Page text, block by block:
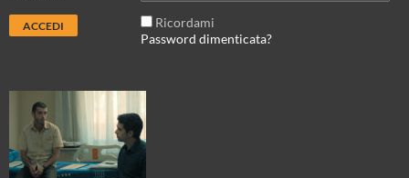
Ricordami
Password dimenticata?